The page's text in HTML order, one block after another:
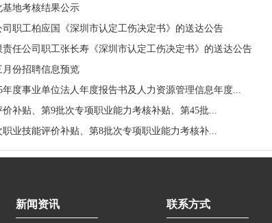
基地考核结果公示
职工柏应国《深圳市认定工伤决定书》的送达公告
任公司职工张长寿《深圳市认定工伤决定书》的送达公告
月份招聘信息预览
度事业单位法人年度报告书及人力资源管理信息年度...
补贴、第9批次专项职业能力考核补贴、第45批...
业技能评价补贴、第8批次专项职业能力考核补...
新闻资讯 联系方式